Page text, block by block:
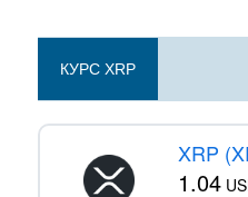
КУРС XRP
XRP
1.04